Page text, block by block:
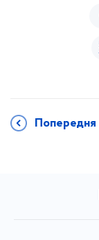
Попередня